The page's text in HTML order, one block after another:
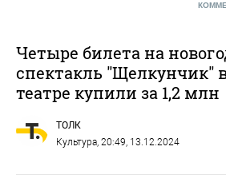
Четыре билета на
спектакль "Щелкунчик"
театре купили за 1,2 млн
ТОЛК
Культура, 20:49, 13.12.2024